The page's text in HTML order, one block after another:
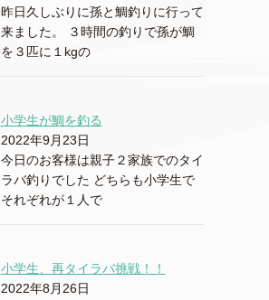
昨日久しぶりに孫と鯛釣りに行って
来ました。 ３時間の釣りで孫が鯛
を３匹に１kgの
小学生が鯛を釣る
2022年9月23日
今日のお客様は親子２家族でのタイ
ラバ釣りでした どちらも小学生で
それぞれが１人で
小学生、再タイラバ挑戦！！
2022年8月26日